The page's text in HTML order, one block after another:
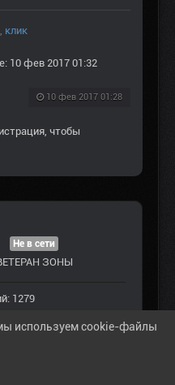
клик
10 фев 2017 01:32
10 фев 2017 01:28
, чтобы
Не в сети
ЗOНЫ
1279
используем cookie-файлы